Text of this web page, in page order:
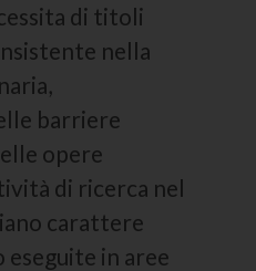
di titoli
nella
barriere
opere
di ricerca nel
carattere
eseguite in aree